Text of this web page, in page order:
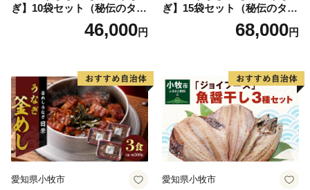
ぎ】10袋セット（秘伝のタレ
46,000円
ぎ】15袋セット（秘伝のタレ
68,000円
愛知県小牧市 愛知県小牧市